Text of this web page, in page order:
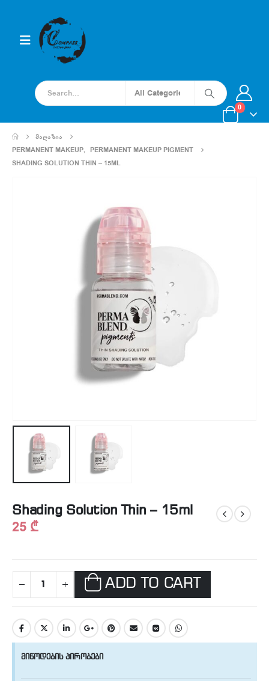
0
ᲛᲐᲦᲐᲖᲘᲐ
PERMANENT MAKEUP, PERMANENT MAKEUP PIGMENT
SHADING SOLUTION THIN – 15ML
Shading Solution Thin – 15ml
25 ₾
ADD TO CART
მიწოდების პირობები